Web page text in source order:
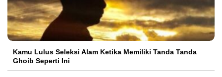
Kamu Lulus Seleksi Alam Ketika Memiliki Tanda Tanda
Ghoib Seperti Ini